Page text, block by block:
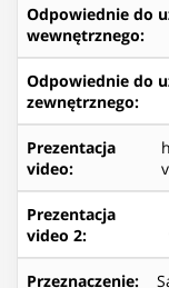
Odpowiednie do
wewnętrznego:
Odpowiednie do
zewnętrznego:
Prezentacja
video:
Prezentacja
video 2:
Przeznaczenie: